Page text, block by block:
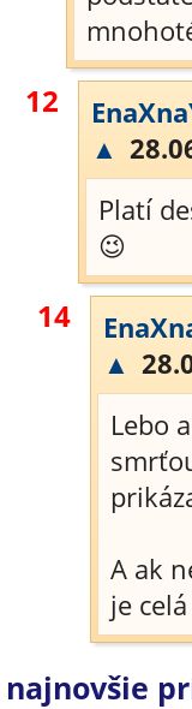
12
▲
Platí
😉
14
▲
Lebo
A ak
je
najnovšie